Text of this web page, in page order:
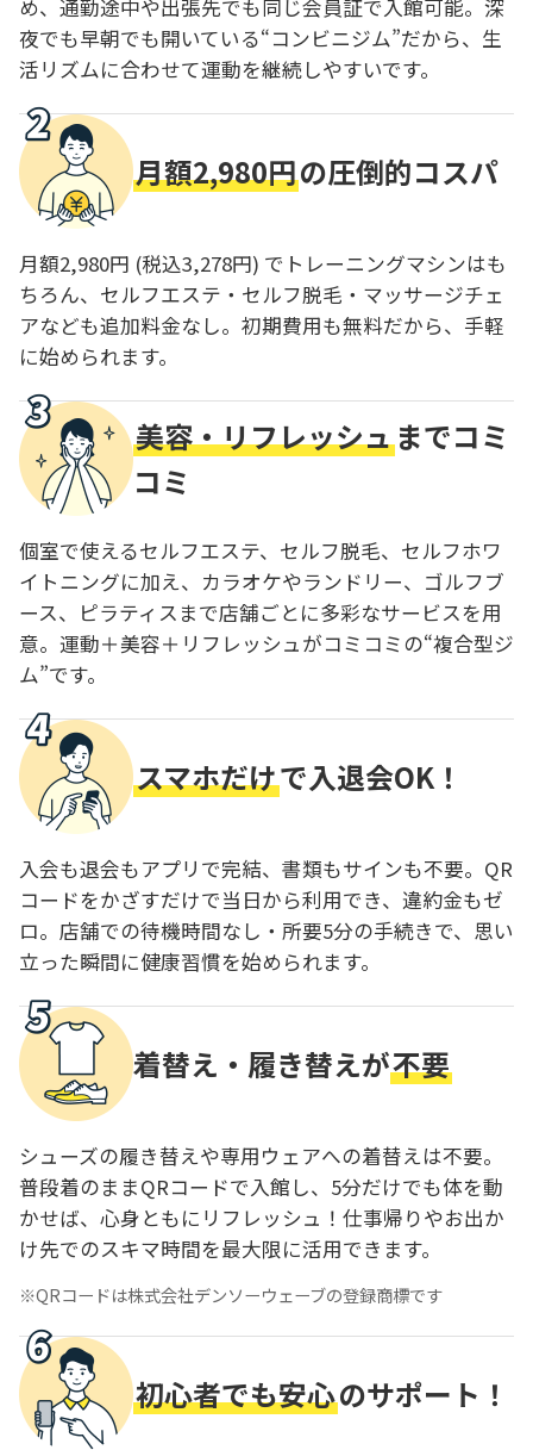
め、通勤途中や出張先でも同じ会員証で入館可能。深
夜でも早朝でも開いている“コンビニジム”だから、生
活リズムに合わせて運動を継続しやすいです。
月額2,980円の圧倒的コスパ
月額2,980円 (税込3,278円) でトレーニングマシンはも
ちろん、セルフエステ・セルフ脱毛・マッサージチェ
アなども追加料金なし。初期費用も無料だから、手軽
に始められます。
美容・リフレッシュまでコミ
コミ
個室で使えるセルフエステ、セルフ脱毛、セルフホワ
イトニングに加え、カラオケやランドリー、ゴルフブ
ース、ピラティスまで店舗ごとに多彩なサービスを用
意。運動＋美容＋リフレッシュがコミコミの“複合型ジ
ム”です。
スマホだけで入退会OK！
入会も退会もアプリで完結、書類もサインも不要。QR
コードをかざすだけで当日から利用でき、違約金もゼ
ロ。店舗での待機時間なし・所要5分の手続きで、思い
立った瞬間に健康習慣を始められます。
着替え・履き替えが不要
シューズの履き替えや専用ウェアへの着替えは不要。
普段着のままQRコードで入館し、5分だけでも体を動
かせば、心身ともにリフレッシュ！仕事帰りやお出か
け先でのスキマ時間を最大限に活用できます。
QRコードは株式会社デンソーウェーブの登録商標です
初心者でも安心のサポート！